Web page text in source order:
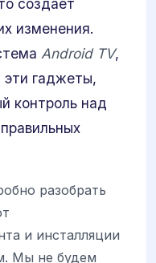
создает
изменения.
Android TV,
эти гаджеты,
контроль над
разобрать
и инсталляции
Мы не будем